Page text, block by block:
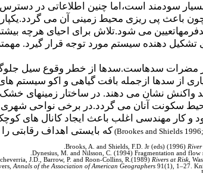
سودمند است،اما چنین اطلاعاتی در دسترس
باعث پی ریزی محیط زمینی آن می
می شود.تلاش برای احیای هرچه
دهنده سیستم مورد توجه قرار گیرد.
مضرات سدهاست.سدها از خطر وقوع سیل
از سدها ازجمله بافت گیاهی و اکو سیستم
واکنش نشان می دهند. در ساختار زمینهای
سکونت آنان می گردد.در برخی نواحی شهری
کار مهندسی اغلب باعث ایجاد کانال های
Brookes and Shields
) که بایستی اهداف رقابتی
Brooks, A. and Shields, F.D. Jr (eds) (1996)
Dynesius, M. and Nilsson, C. (1994) Fragmentation and
J.D., Barrow, P. and Roon-Collins, R.(1989) Rivers at Risk ,
Annals of the Association of American Geographers 91(1), 1–27.